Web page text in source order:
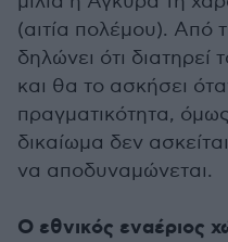
(αιτία πολέμου). Από
δηλώνει ότι διατηρεί
και θα το ασκήσει
πραγματικότητα,
δικαίωμα δεν
να αποδυναμώνεται.
Ο εθνικός εναέριος